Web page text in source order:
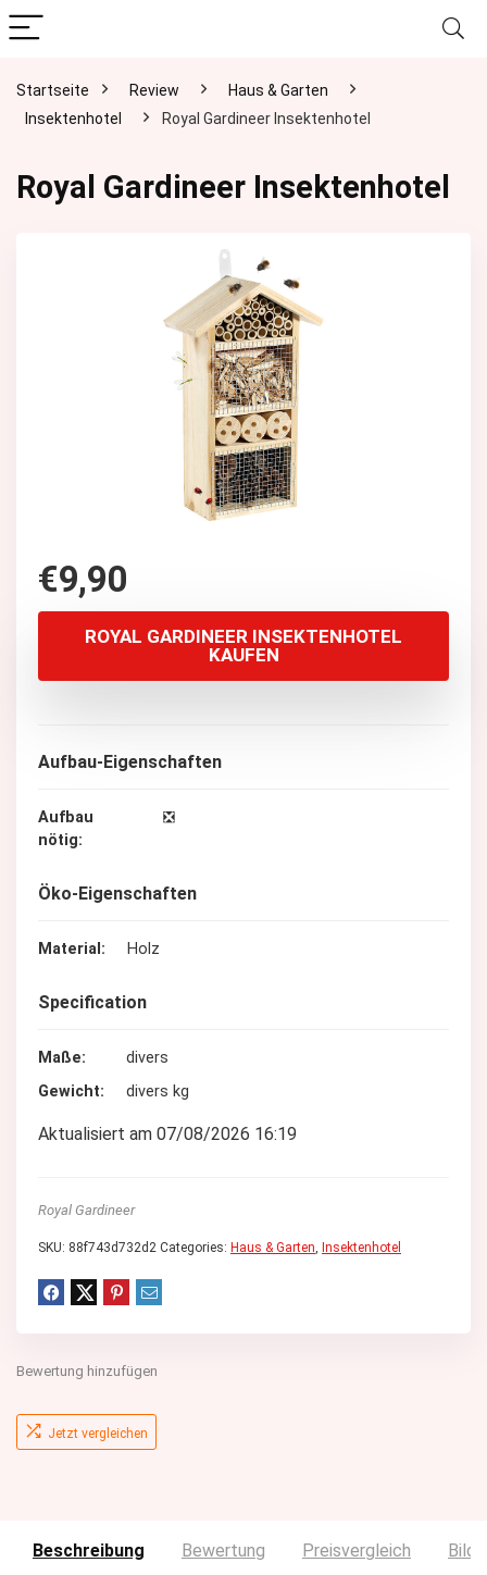
Startseite Review
Haus & Garten
Insektenhotel
Royal Gardineer Insektenhotel
Royal Gardineer Insektenhotel
€9,90
ROYAL GARDINEER INSEKTENHOTEL
KAUFEN
Aufbau-Eigenschaften
Aufbau
nötig
❎
Öko-Eigenschaften
Material Holz
Specification
Maße
divers
Gewicht
divers kg
Aktualisiert am 07/08/2026 16:19
Royal Gardineer
SKU: 88f743d732d2 Categories: Haus & Garten, Insektenhotel
Bewertung hinzufügen
Jetzt vergleichen
Beschreibung Bewertung Preisvergleich